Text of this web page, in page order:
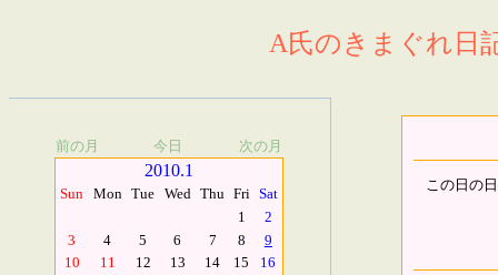
A氏のきまぐれ日
前の月 今日 次の月
2010.1
Sun Mon Tue Wed Thu Fri Sat
1
2
3
4 5 6 7 8
9
10
11 12 13 14 15
16
この日の